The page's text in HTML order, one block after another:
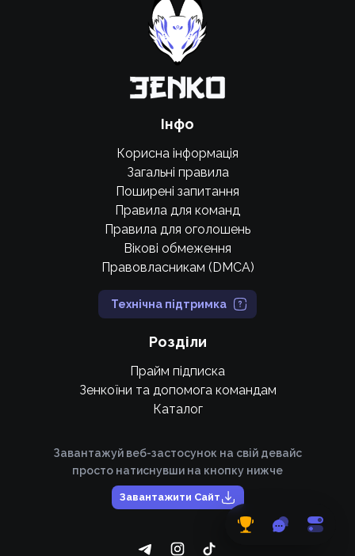
Підтримати проєкт
Інфо
Корисна інформація
Загальні правила
Поширені запитання
Правила для команд
Правила для оголошень
Вікові обмеження
Правовласникам (DMCA)
Технічна підтримка
Розділи
Прайм підписка
Зенкоїни та допомога командам
Каталог
Завантажуй веб-застосунок на свій девайс
просто натиснувши на кнопку нижче
Завантажити Сайт